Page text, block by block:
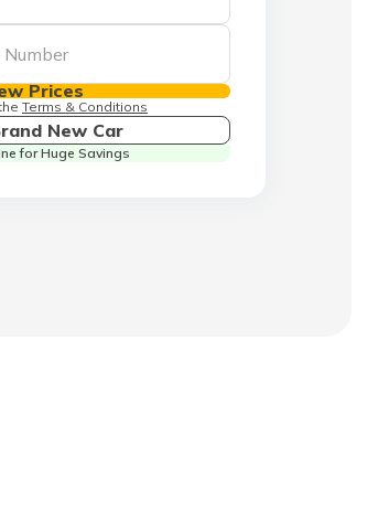
hello@godigit.com
Prices
Terms & Conditions
New Car
for Huge Savings